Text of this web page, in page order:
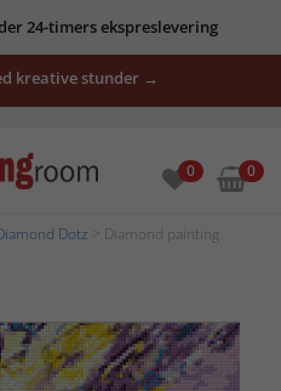
24-timers ekspreslevering
kreative stunder →
0 0
Dotz > Diamond painting